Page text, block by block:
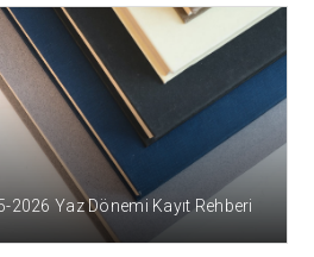
Yaz Dönemi Kayıt Rehberi